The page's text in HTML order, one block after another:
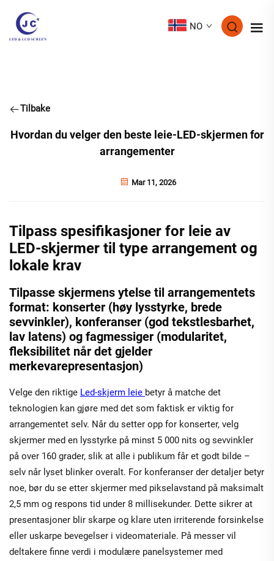
NO
Tilbake
Hvordan du velger den beste leie-LED-skjermen for
arrangementer
Mar 11, 2026
Tilpass spesifikasjoner for leie av
LED-skjermer til type arrangement og
lokale krav
Tilpasse skjermens ytelse til arrangementets
format: konserter (høy lysstyrke, brede
sevvinkler), konferanser (god tekstlesbarhet,
lav latens) og fagmessiger (modularitet,
fleksibilitet når det gjelder
merkevarepresentasjon)
Velge den riktige Led-skjerm leie betyr å matche det
teknologien kan gjøre med det som faktisk er viktig for
arrangementet selv. Når du setter opp for konserter, velg
skjermer med en lysstyrke på minst 5 000 nits og sevvinkler
på over 160 grader, slik at alle i publikum får et godt bilde –
selv når lyset blinker overalt. For konferanser der detaljer betyr
noe, bør du se etter skjermer med pikselavstand på maksimalt
2,5 mm og respons tid under 8 millisekunder. Dette sikrer at
presentasjoner blir skarpe og klare uten irriterende forsinkelse
eller uskarpe bevegelser i videomateriale. På messer vil
deltakere finne verdi i modulære panelsystemer med